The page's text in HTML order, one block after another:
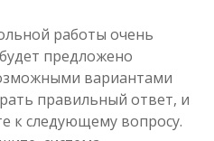
работы очень
предложено
вариантами
правильный ответ, и
к следующему вопросу.